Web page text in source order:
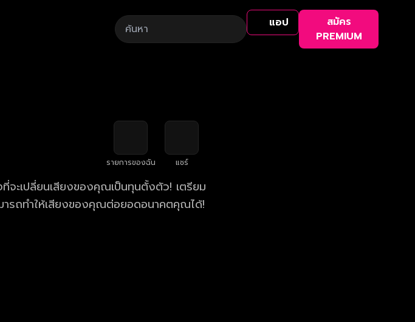
แอป
สมัคร
PREMIUM
รายการของฉัน แชร์
ะเปลี่ยนเสียงของคุณเป็นทุนตั้งตัว! เตรียม
ารถทำให้เสียงของคุณต่อยอดอนาคตคุณได้!